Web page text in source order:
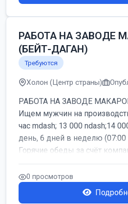
РАБОТА НА ЗАВОДЕ
(БЕЙТ-ДАГАН)
Требуются
Холон (Центр страны)
РАБОТА НА ЗАВОДЕ
Ищем мужчин на
час mdash; 13 000 ndash;14
день, 6 дней в неделю (07:00
Горячие обеды за счёт
0 просмотров